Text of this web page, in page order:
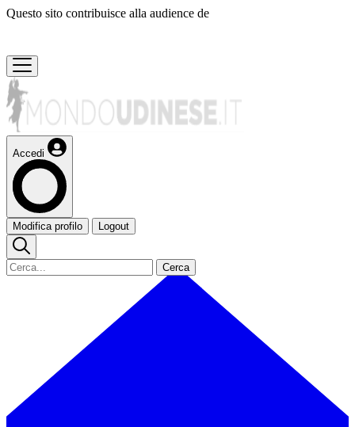
Questo sito contribuisce alla audience de
Accedi
Modifica profilo Logout
Cerca